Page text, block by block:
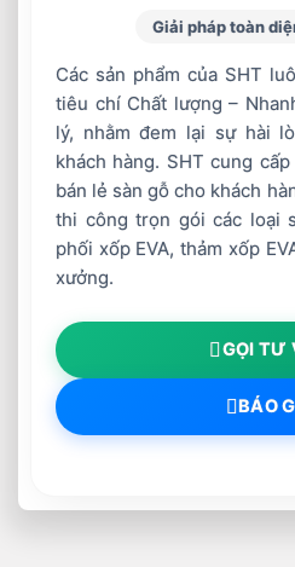
Giải pháp toàn
Các sản phẩm của SHT
tiêu chí Chất lượng –
lý, nhằm đem lại sự hài
khách hàng. SHT cung
bán lẻ sàn gỗ cho khách
thi công trọn gói các loại
phối xốp EVA, thảm xốp
xưởng.
GỌI TƯ
BÁO